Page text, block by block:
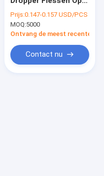
Afdichting Type dop
Verpakkingsoptie
voor cosmetische
essentiële oliën
Prijs:0.147-0.157 USD/PCS
MOQ:5000
Ontvang de meest recente
Contact nu